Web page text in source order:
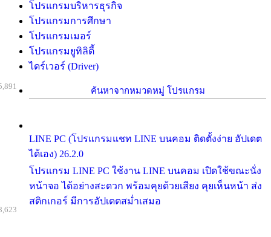
โปรแกรมบริหารธุรกิจ
โปรแกรมการศึกษา
โปรแกรมเมอร์
โปรแกรมยูทิลิตี้
ไดร์เวอร์ (Driver)
ค้นหาจากหมวดหมู่ โปรแกรม
LINE PC (โปรแกรมแชท LINE บนคอม ติดตั้งง่าย อัปเดต
ได้เอง) 26.2.0
โปรแกรม LINE PC ใช้งาน LINE บนคอม เปิดใช้ขณะนั่ง
หน้าจอ ได้อย่างสะดวก พร้อมคุยด้วยเสียง คุยเห็นหน้า ส่ง
สติกเกอร์ มีการอัปเดตสม่ำเสมอ